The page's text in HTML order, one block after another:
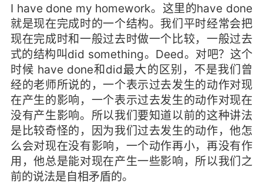
I have done my homework。这里的have done
就是现在完成时的一个结构。我们平时经常会把
现在完成时和一般过去时做一个比较，一般过去
式的结构叫did something。Deed。对吧？这个
时候 have done和did最大的区别，不是我们曾
经的老师所说的，一个表示过去发生的动作对现
在产生的影响，一个表示过去发生的动作对现在
没有产生影响。所以我们要知道以前的这种讲法
是比较奇怪的，因为我们过去发生的动作，他怎
么会对现在没有影响，一个动作再小，再没有作
用，他总是能对现在产生一些影响，所以我们之
前的说法是自相矛盾的。